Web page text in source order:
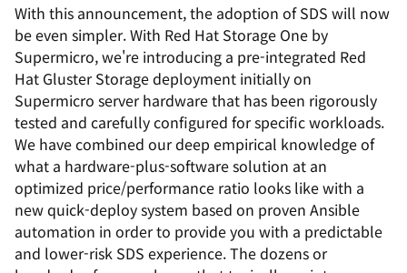
With this announcement, the adoption of SDS will now
be even simpler. With Red Hat Storage One by
Supermicro, we're introducing a pre-integrated Red
Hat Gluster Storage deployment initially on
Supermicro server hardware that has been rigorously
tested and carefully configured for specific workloads.
We have combined our deep empirical knowledge of
what a hardware-plus-software solution at an
optimized price/performance ratio looks like with a
new quick-deploy system based on proven Ansible
automation in order to provide you with a predictable
and lower-risk SDS experience. The dozens or